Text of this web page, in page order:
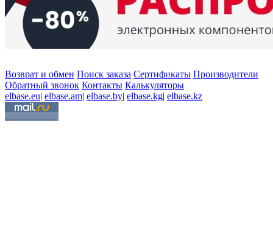
Возврат и обмен Поиск заказа Сертификаты Производители
Обратный звонок Контакты Калькуляторы
elbase.eu| elbase.am| elbase.by| elbase.kg| elbase.kz